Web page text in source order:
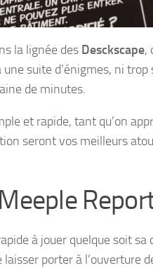
la lignée des Desckscape,
suite d’énigmes, ni
de minutes.
et rapide, tant qu’on
seront vos meilleurs
à jouer quelque soit sa
porter à l’ouverture